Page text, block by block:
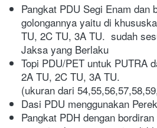
Pangkat PDU Segi Enam dan
golongannya yaitu di
TU, 2C TU, 3A TU.  sudah
Jaksa yang Berlaku
Topi PDU/PET untuk PUTRA
2A TU, 2C TU, 3A TU.
(ukuran dari
Dasi PDU menggunakan
Pangkat PDH dengan